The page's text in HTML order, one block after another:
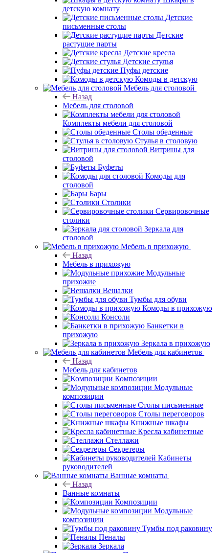
детскую комнату
Детские
письменные столы
Детские
растущие парты
Детские кресла
Детские стулья
Пуфы детские
Комоды в детскую
Мебель для столовой
Назад
Мебель для столовой
Комплекты мебели для столовой
Столы обеденные
Стулья в столовую
Витрины для
столовой
Буфеты
Комоды для
столовой
Бары
Столики
Сервировочные
столики
Зеркала для
столовой
Мебель в прихожую
Назад
Мебель в прихожую
Модульные
прихожие
Вешалки
Тумбы для обуви
Комоды в прихожую
Консоли
Банкетки в
прихожую
Зеркала в прихожую
Мебель для кабинетов
Назад
Мебель для кабинетов
Композиции
Модульные
композиции
Столы письменные
Столы переговоров
Книжные шкафы
Кресла кабинетные
Стеллажи
Секретеры
Кабинеты
руководителей
Ванные комнаты
Назад
Ванные комнаты
Композиции
Модульные
композиции
Тумбы под раковину
Пеналы
Зеркала